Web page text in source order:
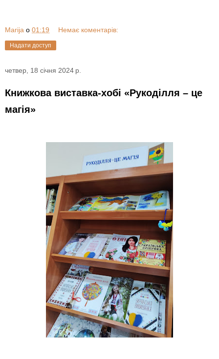
Marija о 01:19 Немає коментарів:
Надати доступ
четвер, 18 січня 2024 р.
Книжкова виставка-хобі «Рукоділля – це
магія»